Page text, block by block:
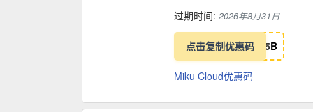
过期时间: 2026年8月31日
点击复制优惠码 5B
Miku Cloud优惠码